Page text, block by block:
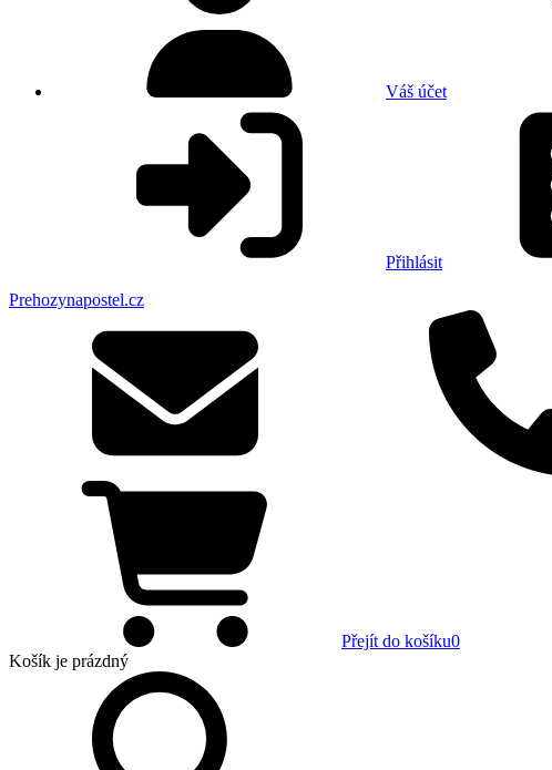
Váš účet
Přihlásit
Prehozynapostel.cz
Přejít do košíku0
Košík je prázdný